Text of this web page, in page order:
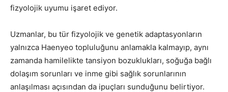
fizyolojik uyumu işaret ediyor.
Uzmanlar, bu tür fizyolojik ve genetik adaptasyonların
yalnızca Haenyeo topluluğunu anlamakla kalmayıp, aynı
zamanda hamilelikte tansiyon bozuklukları, soğuğa bağlı
dolaşım sorunları ve inme gibi sağlık sorunlarının
anlaşılması açısından da ipuçları sunduğunu belirtiyor.